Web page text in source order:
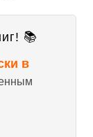
📚
в